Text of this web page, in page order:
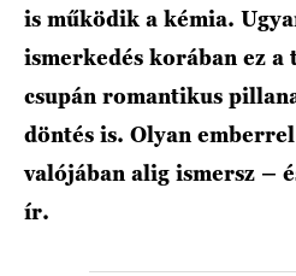
is működik a kémia.
ismerkedés korában ez a
csupán romantikus
döntés is. Olyan
valójában alig ismersz –
ír.